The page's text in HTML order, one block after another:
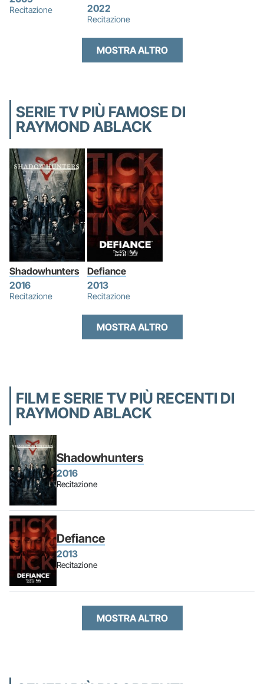
Recitazione
2022
Recitazione
MOSTRA ALTRO
SERIE TV PIÙ FAMOSE DI
RAYMOND ABLACK
Shadowhunters
2016
Recitazione
Defiance
2013
Recitazione
MOSTRA ALTRO
FILM E SERIE TV PIÙ RECENTI DI
RAYMOND ABLACK
Shadowhunters
2016
Recitazione
Defiance
2013
Recitazione
MOSTRA ALTRO